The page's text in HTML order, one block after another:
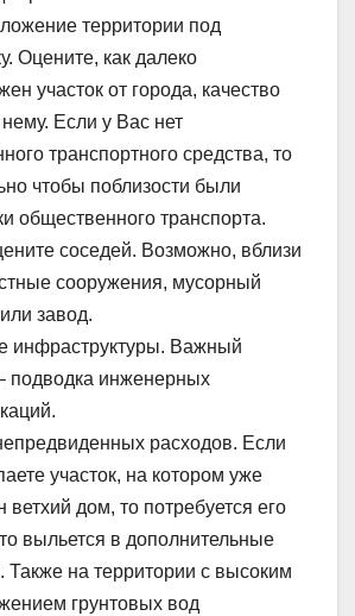
территории под
Оцените, как далеко
участок от города, качество
нему. Если у Вас нет
транспортного средства, то
чтобы поблизости были
общественного транспорта.
соседей. Возможно, вблизи
сооружения, мусорный
завод.
инфраструктуры. Важный
подводка инженерных
расходов. Если
участок, на котором уже
ветхий дом, то потребуется его
выльется в дополнительные
Также на территории с высоким
грунтовых вод